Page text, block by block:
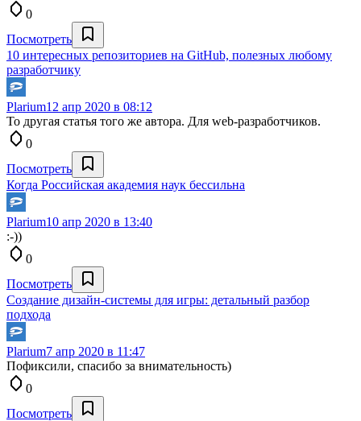
0
Посмотреть
10 интересных репозиториев на GitHub, полезных любому
разработчику
Plarium12 апр 2020 в 08:12
То другая статья того же автора. Для web-разработчиков.
0
Посмотреть
Когда Российская академия наук бессильна
Plarium10 апр 2020 в 13:40
:-))
0
Посмотреть
Создание дизайн-системы для игры: детальный разбор
подхода
Plarium7 апр 2020 в 11:47
Пофиксили, спасибо за внимательность)
0
Посмотреть